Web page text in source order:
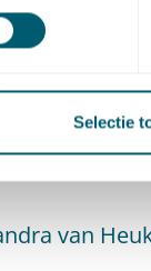
Selectie
van